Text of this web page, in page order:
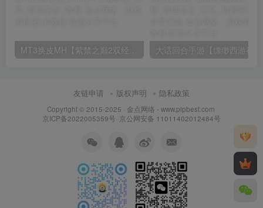
MT3换皮MH【紫禁之巅2双经脉尊享挂机版】2025最新整理单机一键即玩镜像端_Linux手工服务端_源码_管理后台_教程
友链申请 版权声明 隐私政策
Copyright © 2015-2025 · 金点网络 - www.pipbest.com
京ICP备2022005359号· 京公网安备 11011402012484号